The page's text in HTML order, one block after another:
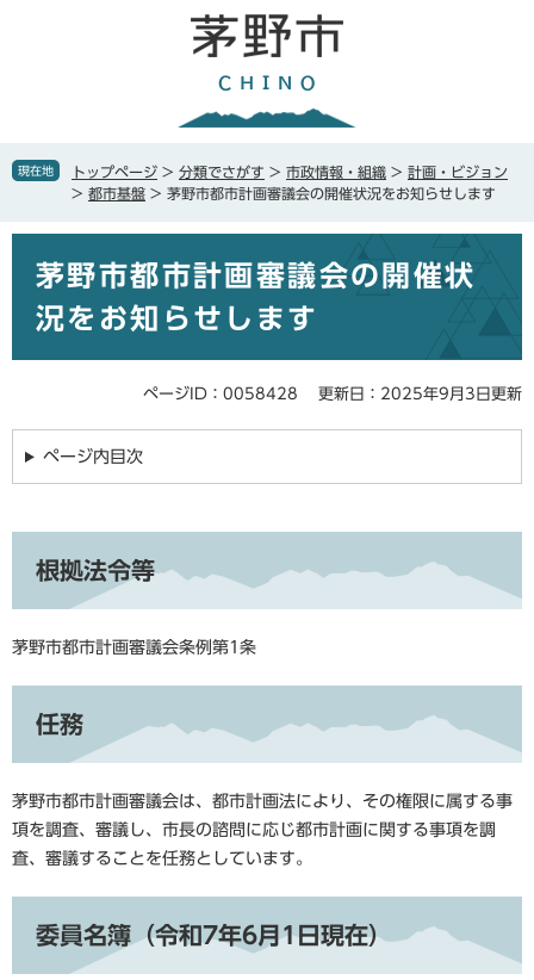
で
ば
本
現在地 トップページ > 分類でさがす > 市政情報・組織 > 計画・ビジョン
> 都市基盤 > 茅野市都市計画審議会の開催状況をお知らせします
茅野市都市計画審議会の開催状
況をお知らせします
ページID：0058428 更新日：2025年9月3日更新
ページ内目次
根拠法令等
茅野市都市計画審議会条例第1条
任務
茅野市都市計画審議会は、都市計画法により、その権限に属する事
項を調査、審議し、市長の諮問に応じ都市計画に関する事項を調
査、審議することを任務としています。
委員名簿（令和7年6月1日現在）